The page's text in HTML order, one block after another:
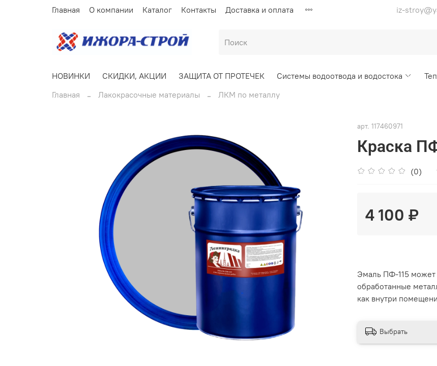
Главная О компании Каталог Контакты Доставка и оплата iz-
НОВИНКИ СКИДКИ, АКЦИИ ЗАЩИТА ОТ ПРОТЕЧЕК Системы водоотвода и водостока
Главная
Лакокрасочные материалы ЛКМ по металлу
арт. 117460971
Краска
(0)
4 100 ₽
Эмаль ПФ-115 может
обработанные
как внутри
Выбрать